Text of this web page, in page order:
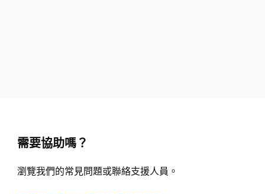
需要協助嗎？
瀏覽我們的常見問題或聯絡支援人員。